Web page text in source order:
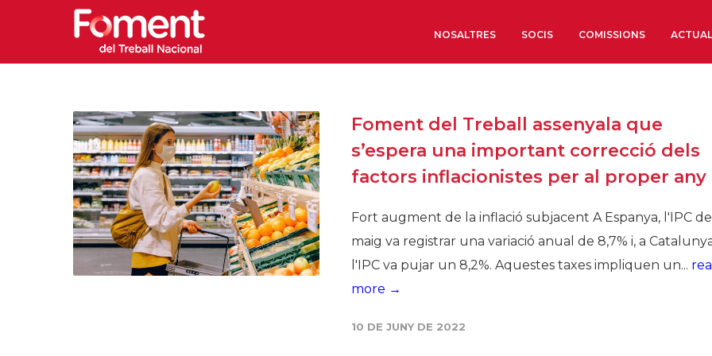
NOSALTRES
Òrgans de Govern
Òrgans Consultius
Estructura Executiva
Econòmics i Socials
Organitzacions
SOCIS COMISSIONS
Foment del Treball assenyala que
s’espera una important correcció dels
factors inflacionistes per al proper any
Fort augment de la inflació subjacent A Espanya, l'IPC de
maig va registrar una variació anual de 8,7% i, a
l'IPC va pujar un 8,2%. Aquestes taxes impliquen un...
more →
10 DE JUNY DE 2022